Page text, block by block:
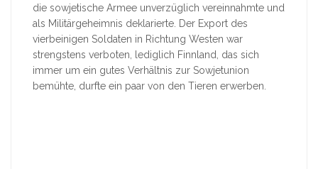
die sowjetische Armee unverzüglich vereinnahmte und
als Militärgeheimnis deklarierte. Der Export des
vierbeinigen Soldaten in Richtung Westen war
strengstens verboten, lediglich Finnland, das sich
immer um ein gutes Verhältnis zur Sowjetunion
bemühte, durfte ein paar von den Tieren erwerben.